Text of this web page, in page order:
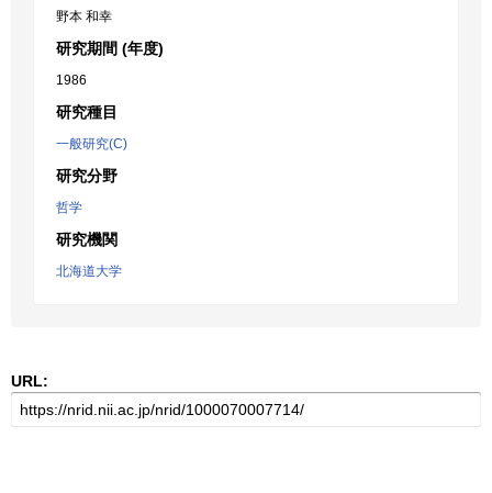
野本 和幸
研究期間 (年度)
1986
研究種目
一般研究(C)
研究分野
哲学
研究機関
北海道大学
URL: